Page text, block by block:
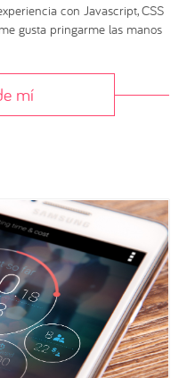
con Javascript, CSS
gusta pringarme las manos
mí